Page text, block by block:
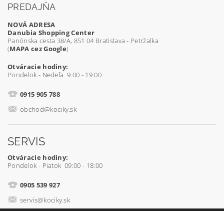
PREDAJŇA
NOVÁ ADRESA
Danubia Shopping Center
Panónska cesta 38/A, 851 04 Bratislava - Petržalka
(MAPA cez Google)
Otváracie hodiny:
Pondelok - Nedeľa 9:00 - 19:00
0915 905 788
obchod@kociky.sk
SERVIS
Otváracie hodiny:
Pondelok - Piatok 09:00 - 18:00
0905 539 927
servis@kociky.sk